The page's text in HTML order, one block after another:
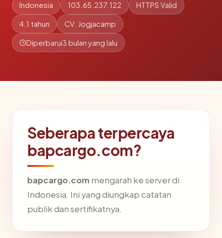
Indonesia 103.65.237.122 HTTPS Valid
4.1 tahun CV. Jogjacamp
Diperbarui3 bulan yang lalu
Seberapa terpercaya
bapcargo.com?
bapcargo.com mengarah ke server di
Indonesia. Ini yang diungkap catatan
publik dan sertifikatnya.